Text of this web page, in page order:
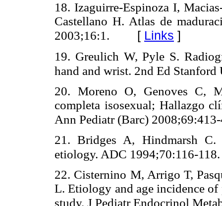
18. Izaguirre-Espinoza I,
Castellano H. Atlas de
2003;16:1. [ Links ]
19. Greulich W, Pyle S.
hand and wrist. 2nd Ed Stanford
20. Moreno O, Genoves C,
completa isosexual; Hallazgo
Ann Pediatr (Barc)
21. Bridges A, Hindmarsh C.
etiology. ADC 1994;70:116-118.
22. Cisternino M, Arrigo T,
L. Etiology and age incidence
study. J Pediatr Endocrinol